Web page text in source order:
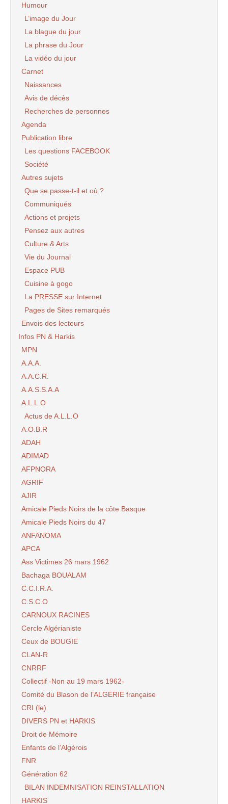
Humour
L’image du Jour
La blague du jour
La phrase du Jour
La vidéo du jour
Carnet
Naissances
Avis de décès
Recherches de personnes
Agenda
Publication libre
Les questions FACEBOOK
Société
Autres sujets
Que se passe-t-il et où ?
Communiqués
Actions et projets
Pensez aux autres
Culture & Arts
Vie du Journal
Espace PUB
Cuisine à gogo
La PRESSE sur Internet
Pages de Sites remarqués
Envois des lecteurs
Infos PN & Harkis
MPN
A.A.A.
A.A.C.R.
A.A.S.S.A.A
A.L.L.O
Actus de A.L.L.O
A.O.B.R
ADAH
ADIMAD
AFPNORA
AGRIF
AJIR
Amicale Pieds Noirs de la côte Basque
Amicale Pieds Noirs du 47
ANFANOMA
APCA
Ass Victimes 26 mars 1962
Bachaga BOUALAM
C.C.I.R.A.
C.S.C.O
CARNOUX RACINES
Cercle Algérianiste
Ceux de BOUGIE
CLAN-R
CNRRF
Collectif -Non au 19 mars 1962-
Comité du Blason de l’ALGERIE française
CRI (le)
DIVERS PN et HARKIS
Droit de Mémoire
Enfants de l’Algérois
FNR
Génération 62
BILAN INDEMNISATION REINSTALLATION
HARKIS